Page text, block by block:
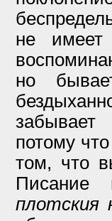
не имеет
но
потому
том, что
Писание
плотския